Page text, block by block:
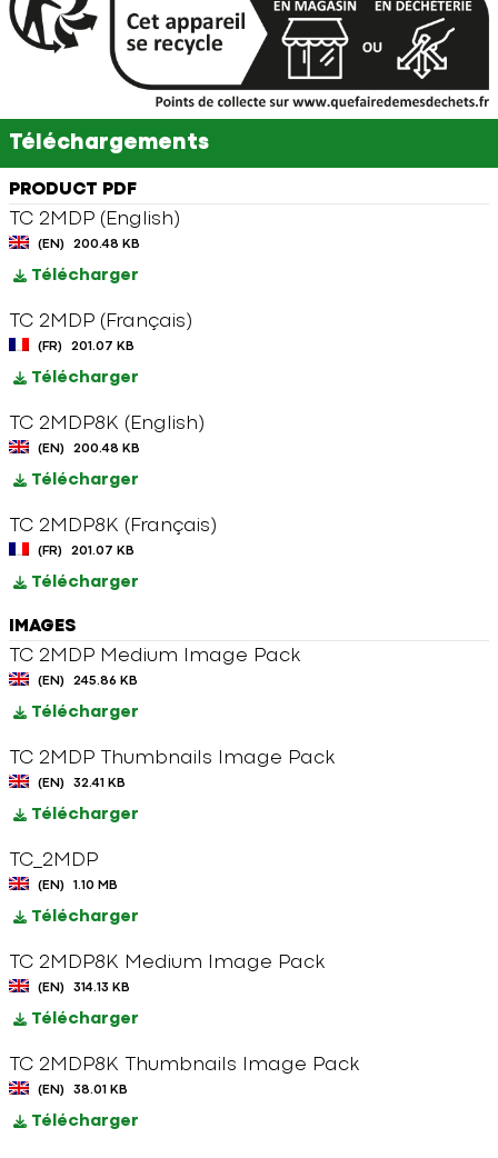
Téléchargements
PRODUCT PDF
TC 2MDP (English)
(EN) 200.48 KB
Télécharger
TC 2MDP (Français)
(FR) 201.07 KB
Télécharger
TC 2MDP8K (English)
(EN) 200.48 KB
Télécharger
TC 2MDP8K (Français)
(FR) 201.07 KB
Télécharger
IMAGES
TC 2MDP Medium Image Pack
(EN) 245.86 KB
Télécharger
TC 2MDP Thumbnails Image Pack
(EN) 32.41 KB
Télécharger
TC_2MDP
(EN) 1.10 MB
Télécharger
TC 2MDP8K Medium Image Pack
(EN) 314.13 KB
Télécharger
TC 2MDP8K Thumbnails Image Pack
(EN) 38.01 KB
Télécharger